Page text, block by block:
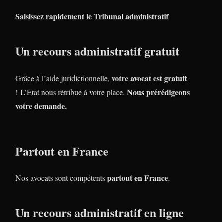
Saisissez rapidement le Tribunal administratif
Un recours administratif gratuit
Grâce à l’aide juridictionnelle, votre avocat est gratuit
! L’Etat nous rétribue à votre place. Nous prérédigeons
votre demande.
Partout en France
Nos avocats sont compétentspartout en France.
Un recours administratif en ligne